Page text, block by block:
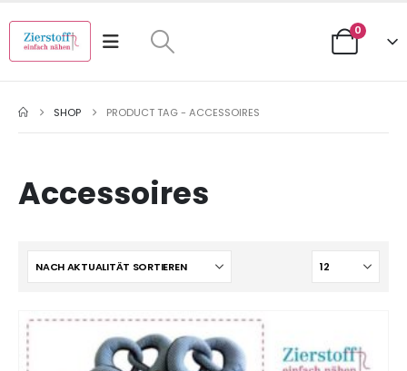
0
SHOP PRODUCT TAG -ACCESSOIRES
Accessoires